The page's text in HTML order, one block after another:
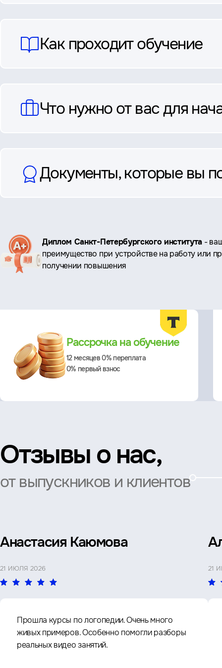
Как проходит обучение
Что нужно от вас для
Документы, которые вы
Ключевые
преимущества
Диплом Санкт-Петербургского института -
преимущество при устройстве на работу или
получении повышения
Рассрочка на обучение
12 месяцев 0% переплата
0% первый взнос
Отзывы о нас,
от выпускников и клиентов
Анастасия Каюмова
21 ИЮЛЯ 2026
Прошла курсы по логопедии. Очень много
живых примеров. Особенно помогли разборы
реальных видео занятий.
21